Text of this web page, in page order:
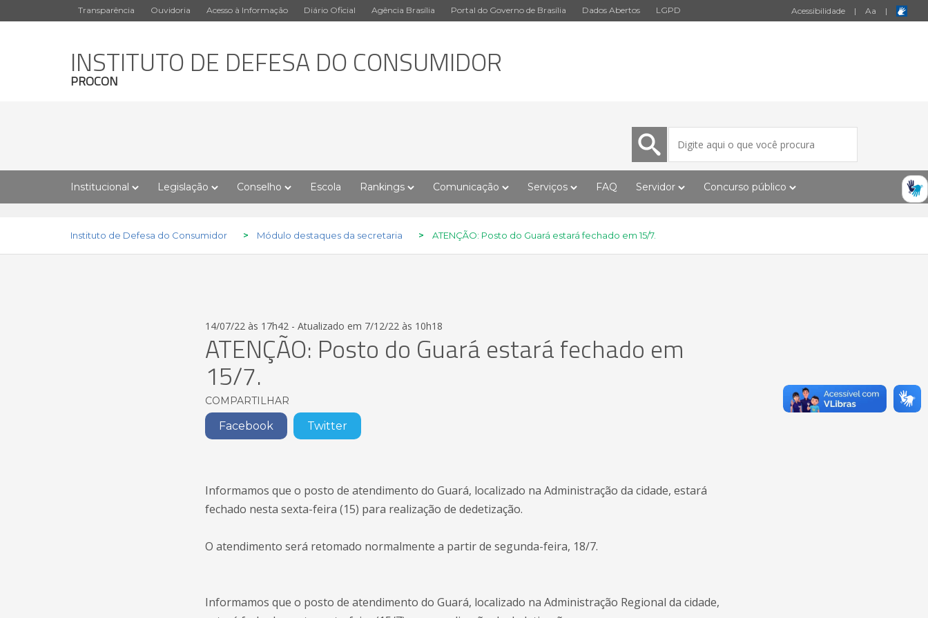
Transparência Ouvidoria Acesso à Informação Diário Oficial Agência Brasília Portal do Governo de Brasília Dados Abertos LGPD Acessibilidade | Aa |
INSTITUTO DE DEFESA DO CONSUMIDOR
PROCON
Institucional Legislação Conselho Escola Rankings Comunicação Serviços FAQ Servidor Concurso público
Instituto de Defesa do Consumidor > Módulo destaques da secretaria > ATENÇÃO: Posto do Guará estará fechado em 15/7.
14/07/22 às 17h42 - Atualizado em 7/12/22 às 10h18
ATENÇÃO: Posto do Guará estará fechado em
15/7.
COMPARTILHAR
Facebook Twitter
Informamos que o posto de atendimento do Guará, localizado na Administração da cidade, estará
fechado nesta sexta-feira (15) para realização de dedetização.
O atendimento será retomado normalmente a partir de segunda-feira, 18/7.
Informamos que o posto de atendimento do Guará, localizado na Administração Regional da cidade,